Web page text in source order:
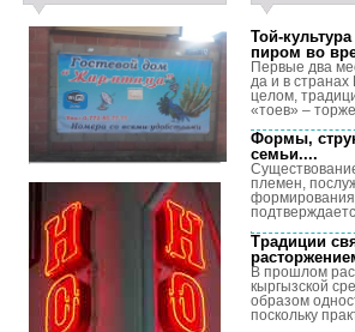
Той-
пиром во
Первые два
да и в
целом,
«тоев» –
Формы,
семьи....
племен,
формирования
Традиции
В прошлом
кыргызской
образом
поскольку